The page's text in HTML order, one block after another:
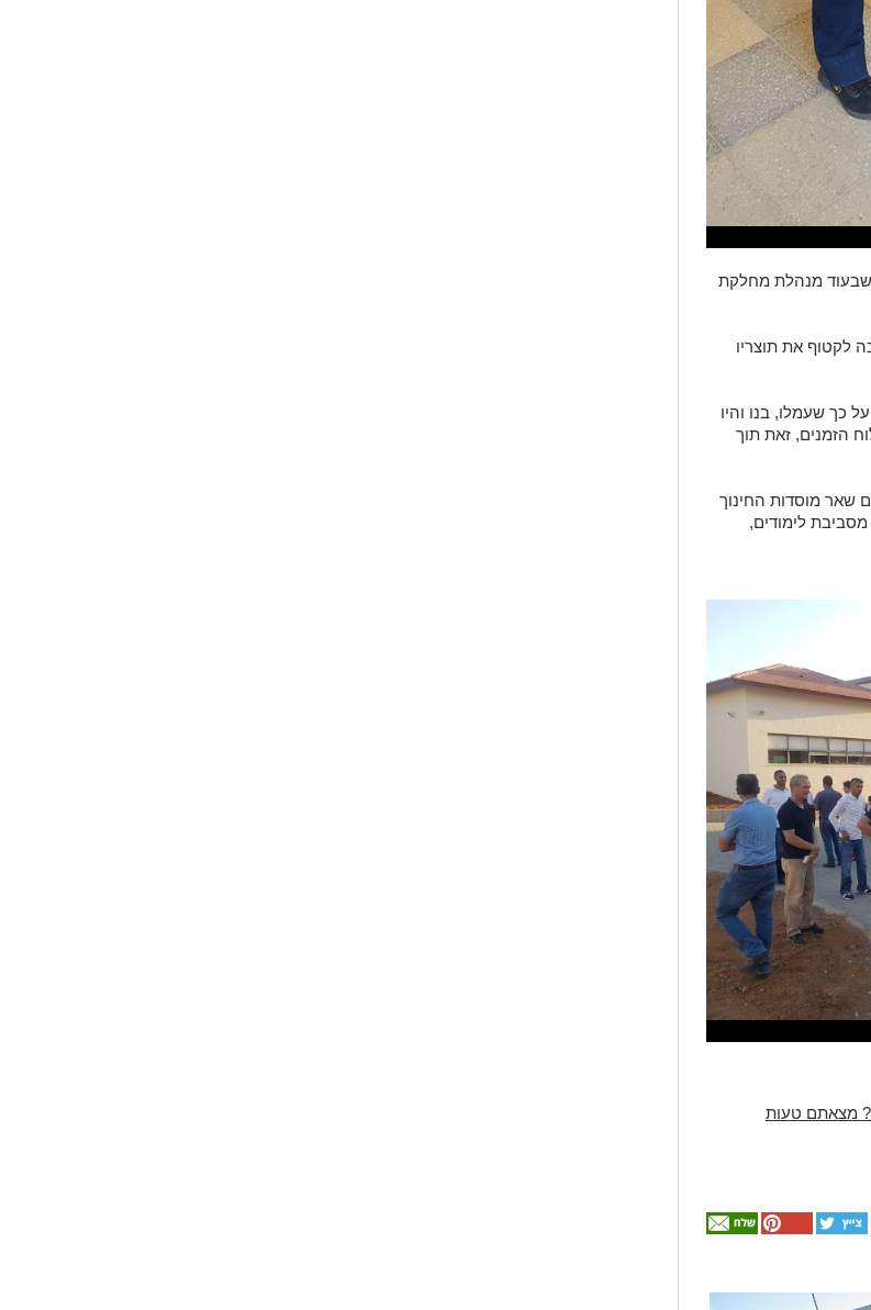
שבעוד מנהלת מחלקת
לקטוף את תוצריו
כך שעמלו, בנו והיו
הזמנים, זאת תוך
שאר מוסדות החינוך
לימודים,
מצאתם טעות